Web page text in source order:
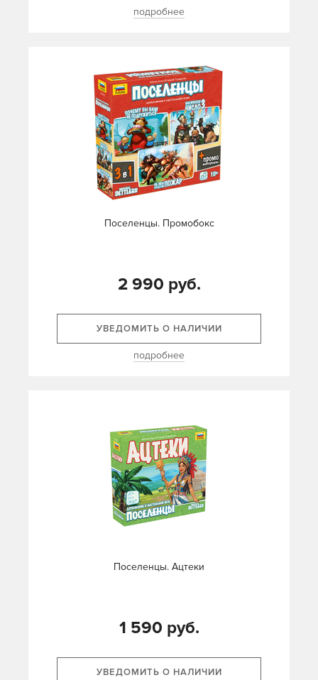
подробнее
Поселенцы. Промобокс
2 990 руб.
УВЕДОМИТЬ О НАЛИЧИИ
подробнее
Поселенцы. Ацтеки
1 590 руб.
УВЕДОМИТЬ О НАЛИЧИИ